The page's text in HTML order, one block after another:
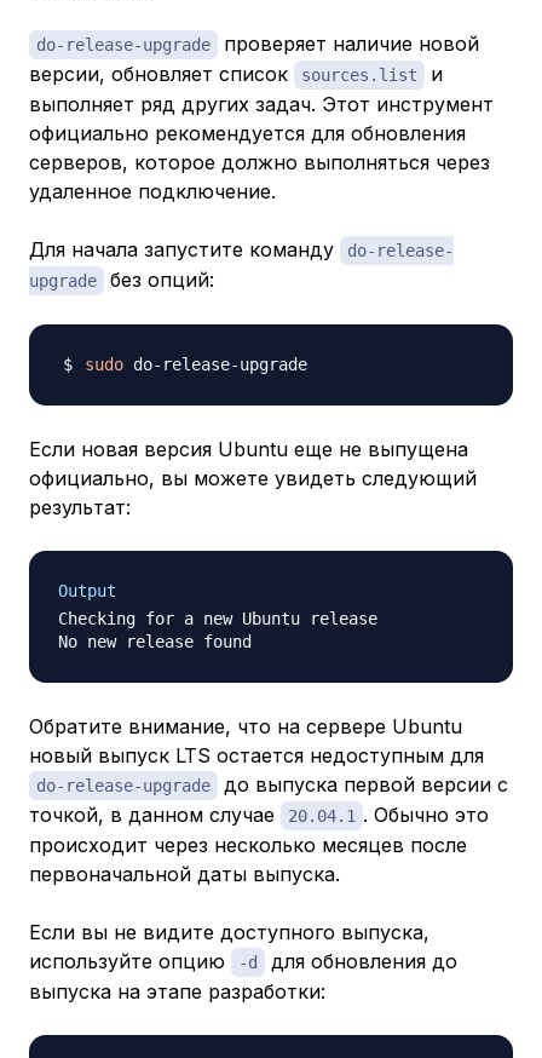
do-release-upgrade
проверяет наличие новой
версии, обновляет список
sources.list
и
выполняет ряд других задач. Этот инструмент
официально рекомендуется для обновления
серверов, которое должно выполняться через
удаленное подключение.
Для начала запустите команду
do-release-
upgrade
без опций:
sudo
Если новая версия Ubuntu еще не выпущена
официально, вы можете увидеть следующий
результат:
Output
Checking for a new Ubuntu release
Обратите внимание, что на сервере Ubuntu
новый выпуск LTS остается недоступным для
do-release-upgrade до выпуска первой версии с
точкой, в данном случае 20.04.1 . Обычно это
происходит через несколько месяцев после
первоначальной даты выпуска.
Если вы не видите доступного выпуска,
используйте опцию
-d
для обновления до
выпуска на этапе разработки: